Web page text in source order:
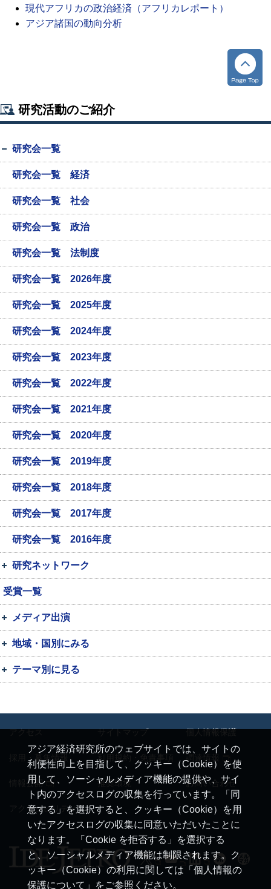
現代アフリカの政治経済（アフリカレポート）
アジア諸国の動向分析
研究活動のご紹介
研究会一覧
研究会一覧 経済
研究会一覧 社会
研究会一覧 政治
研究会一覧 法制度
研究会一覧 2026年度
研究会一覧 2025年度
研究会一覧 2024年度
研究会一覧 2023年度
研究会一覧 2022年度
研究会一覧 2021年度
研究会一覧 2020年度
研究会一覧 2019年度
研究会一覧 2018年度
研究会一覧 2017年度
研究会一覧 2016年度
研究ネットワーク
受賞一覧
メディア出演
地域・国別にみる
テーマ別に見る
アジア経済研究所のウェブサイトでは、サイトの
利便性向上を目指して、クッキー（Cookie）を使
用して、ソーシャルメディア機能の提供や、サイ
ト内のアクセスログの収集を行っています。「同
意する」を選択すると、クッキー（Cookie）を用
いたアクセスログの収集に同意いただいたことに
なります。「Cookie を拒否する」を選択する
と、ソーシャルメディア機能は制限されます。ク
ッキー（Cookie）の利用に関しては「個人情報の
保護について」をご参照ください。
アクセス サイトマップ 個人情報保護
採用・募集情報 利用規約・免責事項
情報公開 推奨環境 お問い合わせ
アクセシビリティ